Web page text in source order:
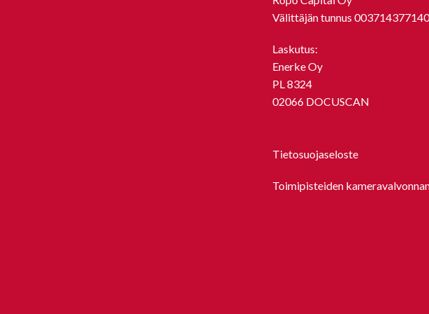
Välittäjän tunnus 003714377140
Laskutus:
Enerke Oy
PL 8324
02066 DOCUSCAN
Tietosuojaseloste
Toimipisteiden